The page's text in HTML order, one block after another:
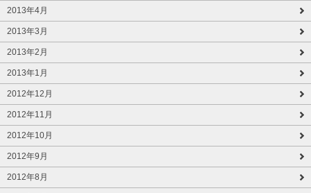
2013年4月
2013年3月
2013年2月
2013年1月
2012年12月
2012年11月
2012年10月
2012年9月
2012年8月